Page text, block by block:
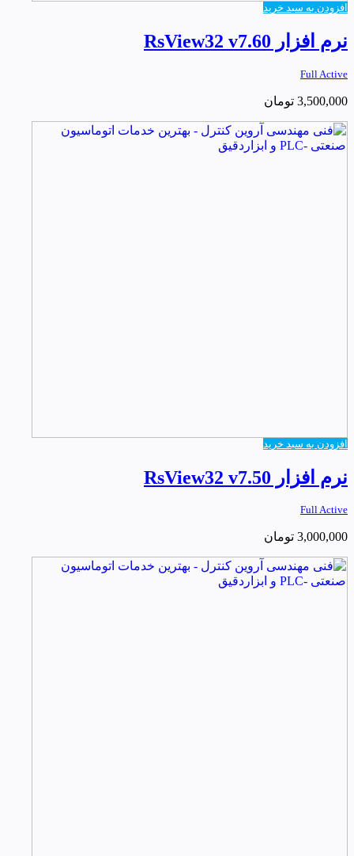
افزودن به سبد خرید
نرم افزار RsView32 v7.60
Full Active
3,500,000 تومان
افزودن به سبد خرید
نرم افزار RsView32 v7.50
Full Active
3,000,000 تومان